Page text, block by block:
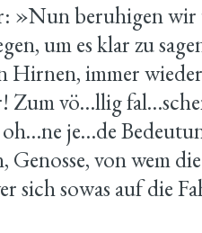
»Nun beruhigen wir
um es klar zu
Hirnen, immer
Zum vö…llig
je…de
Genosse, von wem
sich sowas auf die